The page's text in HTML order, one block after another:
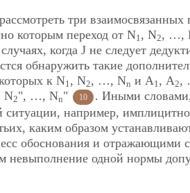
три
которым переход от N1, N2, …,
когда J не следует
обнаружить такие
к N1, N2, …, Nn и А 1, А2,
N2", …, Nn" 10
. Иными
ситуации, например,
каким образом
обоснования и отражающими
невыполнение одной нормы